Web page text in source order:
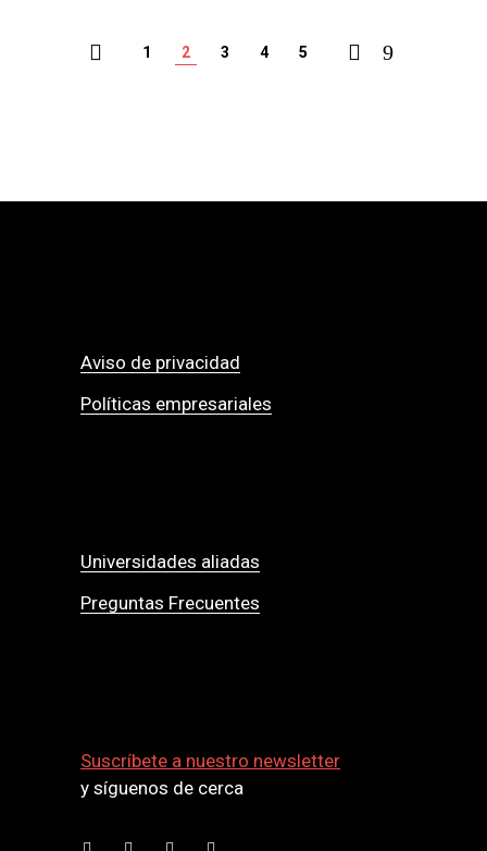
1 2 3 4 5
Aviso de privacidad
Políticas empresariales
Universidades aliadas
Preguntas Frecuentes
Suscríbete a nuestro newsletter
y síguenos de cerca